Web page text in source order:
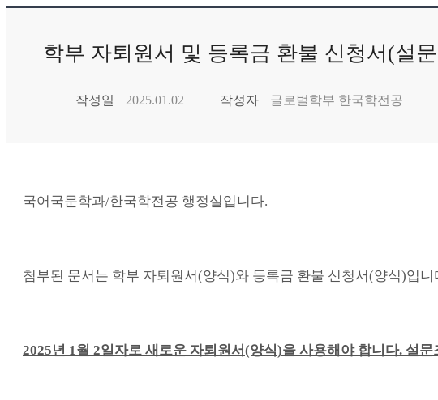
학부 자퇴원서 및 등록금 환불 신청서(설
작성일 2025.01.02 작성자 글로벌학부 한국학전공
국어국문학과/한국학전공 행정실입니다.
첨부된 문서는 학부 자퇴원서(양식)와 등록금 환불 신청서(양식)입니
2025년 1월 2일자로 새로운 자퇴원서(양식)을 사용해야 합니다. 설